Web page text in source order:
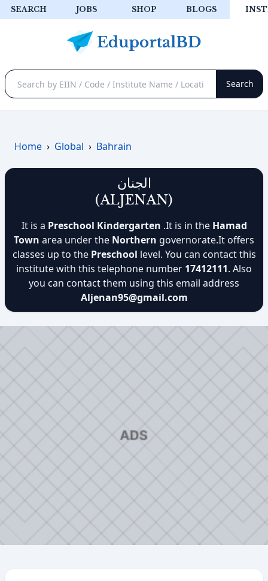
SEARCH JOBS SHOP BLOGS
Home › Global › Bahrain
الجنان
(ALJENAN)
It is a Preschool Kindergarten .It is in the Hamad
Town area under the Northern governorate.It offers
classes up to the Preschool level. You can contact this
institute with this telephone number 17412111. Also
you can contact them using this email address
Aljenan95@gmail.com